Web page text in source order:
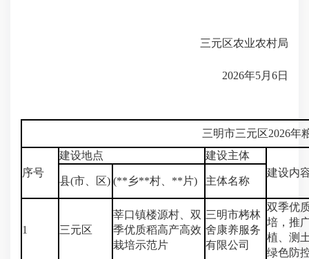
三元区农业农村局
2026年5月6日
三明市三元区2026年
序号
建设地点
建设主体
建设内
县(市、区) (**乡**村、**片) 主体名称
1 三元区
莘口镇楼源村、双
季优质稻高产高效
栽培示范片
三明市栲林
舍康养服务
有限公司
双季优
培，推
植、测
绿色防